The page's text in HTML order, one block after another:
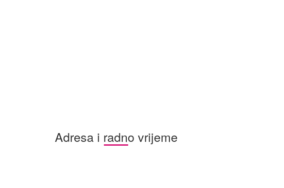
Adresa i radno vrijeme